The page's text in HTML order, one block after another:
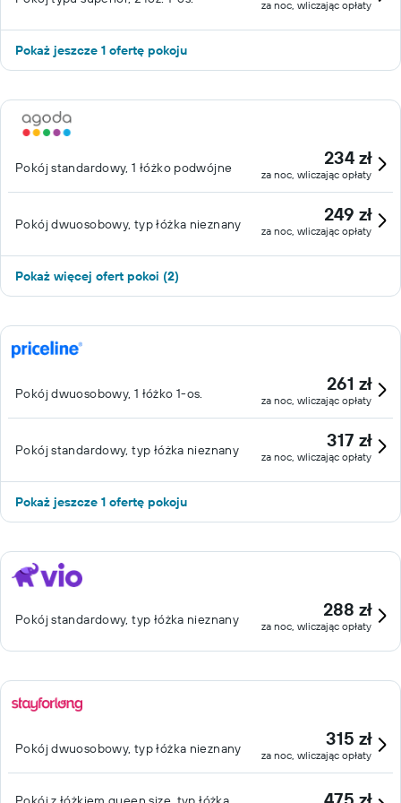
za noc, wliczając opłaty
Pokaż jeszcze 1 ofertę pokoju
Pokój standardowy, 1 łóżko podwójne 234 zł
za noc, wliczając opłaty
Pokój dwuosobowy, typ łóżka nieznany 249 zł
za noc, wliczając opłaty
Pokaż więcej ofert pokoi (2)
Pokój dwuosobowy, 1 łóżko 1-os. 261 zł
za noc, wliczając opłaty
Pokój standardowy, typ łóżka nieznany 317 zł
za noc, wliczając opłaty
Pokaż jeszcze 1 ofertę pokoju
Pokój standardowy, typ łóżka nieznany 288 zł
za noc, wliczając opłaty
Pokój dwuosobowy, typ łóżka nieznany 315 zł
za noc, wliczając opłaty